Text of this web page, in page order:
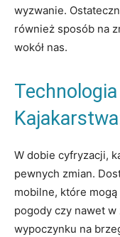
wyzwanie.
również sposób na
wokół nas.
Technologia
W dobie cyfryzacji,
pewnych zmian.
mobilne, które
pogody czy nawet
wypoczynku na